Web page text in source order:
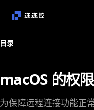
目录
macOS 的权
为保障远程连接功能正